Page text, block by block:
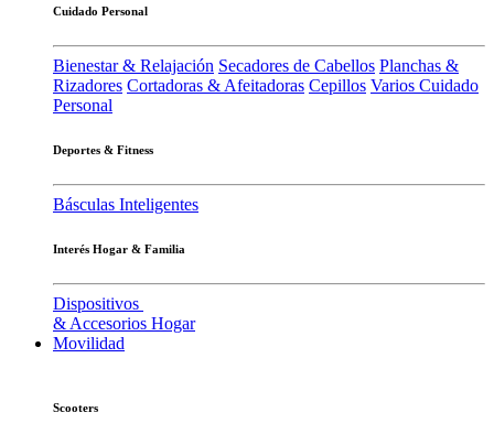
Cuidado Personal
Bienestar & Relajación Secadores de Cabellos Planchas &
Rizadores Cortadoras & Afeitadoras Cepillos Varios Cuidado
Personal
Deportes & Fitness
Básculas Inteligentes
Interés Hogar & Familia
Dispositivos
& Accesorios Hogar
Movilidad
Scooters